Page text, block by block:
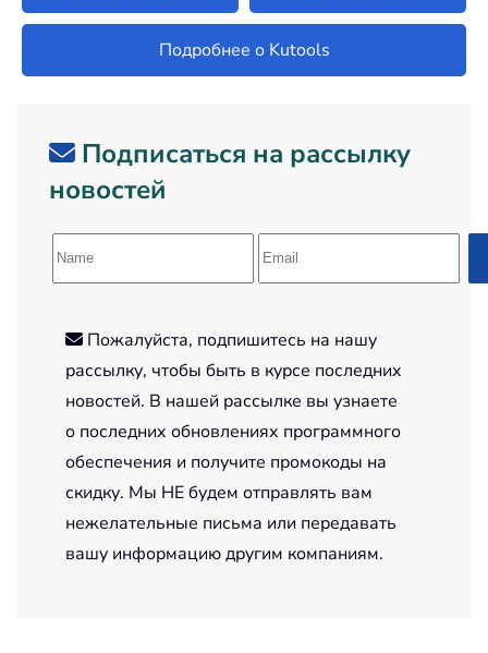
Подробнее о Kutools
Подписаться на рассылку
новостей
Пожалуйста, подпишитесь на нашу
рассылку, чтобы быть в курсе последних
новостей. В нашей рассылке вы узнаете
о последних обновлениях программного
обеспечения и получите промокоды на
скидку. Мы НЕ будем отправлять вам
нежелательные письма или передавать
вашу информацию другим компаниям.